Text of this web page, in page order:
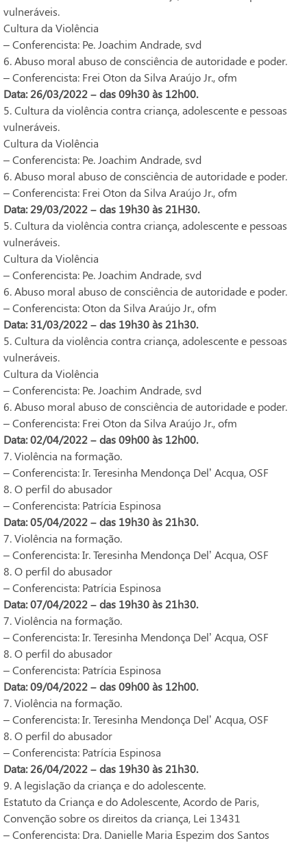
vulneráveis.
Cultura da Violência
– Conferencista: Pe. Joachim Andrade, svd
6. Abuso moral abuso de consciência de autoridade e poder.
– Conferencista: Frei Oton da Silva Araújo Jr., ofm
Data: 26/03/2022 – das 09h30 às 12h00.
5. Cultura da violência contra criança, adolescente e pessoas
vulneráveis.
Cultura da Violência
– Conferencista: Pe. Joachim Andrade, svd
6. Abuso moral abuso de consciência de autoridade e poder.
– Conferencista: Frei Oton da Silva Araújo Jr., ofm
Data: 29/03/2022 – das 19h30 às 21H30.
5. Cultura da violência contra criança, adolescente e pessoas
vulneráveis.
Cultura da Violência
– Conferencista: Pe. Joachim Andrade, svd
6. Abuso moral abuso de consciência de autoridade e poder.
– Conferencista: Oton da Silva Araújo Jr., ofm
Data: 31/03/2022 – das 19h30 às 21h30.
5. Cultura da violência contra criança, adolescente e pessoas
vulneráveis.
Cultura da Violência
– Conferencista: Pe. Joachim Andrade, svd
6. Abuso moral abuso de consciência de autoridade e poder.
– Conferencista: Frei Oton da Silva Araújo Jr., ofm
Data: 02/04/2022 – das 09h00 às 12h00.
7. Violência na formação.
– Conferencista: Ir. Teresinha Mendonça Del’ Acqua, OSF
8. O perfil do abusador
– Conferencista: Patrícia Espinosa
Data: 05/04/2022 – das 19h30 às 21h30.
7. Violência na formação.
– Conferencista: Ir. Teresinha Mendonça Del’ Acqua, OSF
8. O perfil do abusador
– Conferencista: Patrícia Espinosa
Data: 07/04/2022 – das 19h30 às 21h30.
7. Violência na formação.
– Conferencista: Ir. Teresinha Mendonça Del’ Acqua, OSF
8. O perfil do abusador
– Conferencista: Patrícia Espinosa
Data: 09/04/2022 – das 09h00 às 12h00.
7. Violência na formação.
– Conferencista: Ir. Teresinha Mendonça Del’ Acqua, OSF
8. O perfil do abusador
– Conferencista: Patrícia Espinosa
Data: 26/04/2022 – das 19h30 às 21h30.
9. A legislação da criança e do adolescente.
Estatuto da Criança e do Adolescente, Acordo de Paris,
Convenção sobre os direitos da criança, Lei 13431
– Conferencista: Dra. Danielle Maria Espezim dos Santos